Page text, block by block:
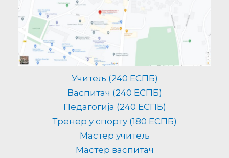
Учитељ (240 ЕСПБ)
Васпитач (240 ЕСПБ)
Педагогија (240 ЕСПБ)
Тренер у спорту (180 ЕСПБ)
Мастер учитељ
Мастер васпитач